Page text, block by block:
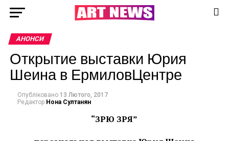
АНОНСИ
Открытие выставки Юрия
Шеина в ЕрмиловЦентре
Опубліковано 13 Лютого, 2017
Редактор Нона Султанян
“ЗРЮ ЗРЯ”